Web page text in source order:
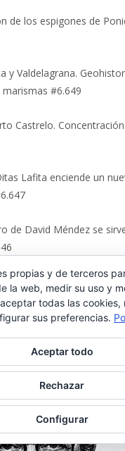
de los espigones de
y Valdelagrana.
#6.649
Castrelo.
Lafita enciende un
de David Méndez se
Morillo
propias y de terceros
la web, medir su uso y
todas las cookies,
sus preferencias.
Aceptar todo
Rechazar
Configurar